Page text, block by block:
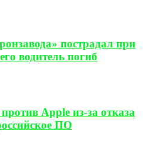
пострадал при
водитель погиб
Apple из-за отказа
ПО